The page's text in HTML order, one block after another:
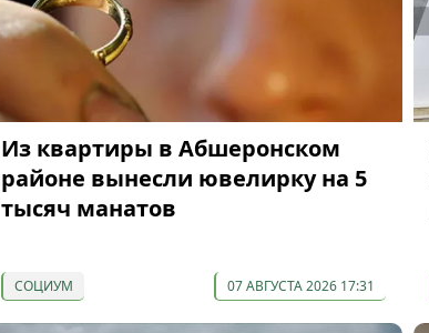
Из квартиры в Абшеронском
районе вынесли ювелирку на 5
тысяч манатов
СОЦИУМ 07 АВГУСТА 2026 17:31